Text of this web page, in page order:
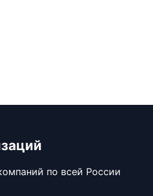
по всей России